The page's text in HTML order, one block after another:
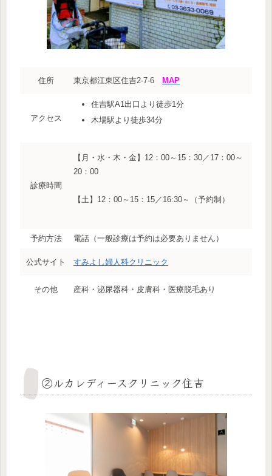
住所 東京都江東区住吉2-7-6 MAP
アクセス
住吉駅A1出口より徒歩1分
木場駅より徒歩34分
診療時間
【月・水・木・金】12：00～15：30／17：00～
20：00
【土】12：00～15：15／16:30～（予約制）
予約方法 電話（一般診療は予約は必要ありません）
公式サイト すみよし婦人科クリニック
その他 産科・泌尿器科・皮膚科・医療脱毛あり
②ルカレディースクリニック住吉